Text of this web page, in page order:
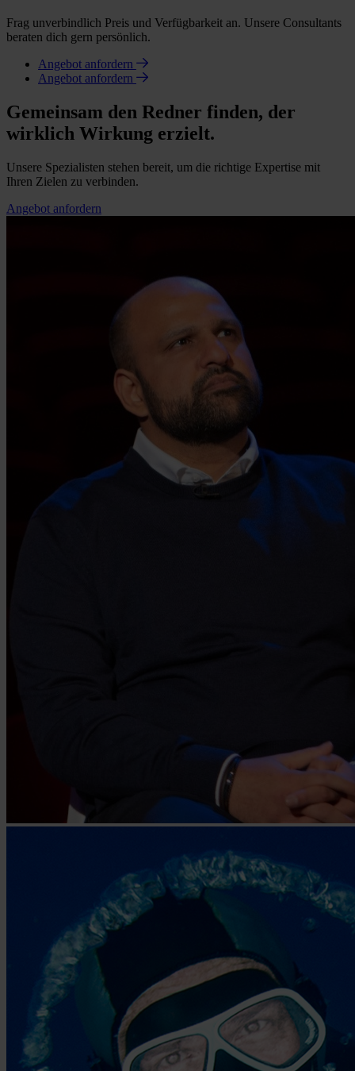
Frag unverbindlich Preis und Verfügbarkeit an. Unsere Consultants
beraten dich gern persönlich.
Angebot anfordern
Angebot anfordern
Gemeinsam den Redner finden, der
wirklich Wirkung erzielt.
Unsere Spezialisten stehen bereit, um die richtige Expertise mit
Ihren Zielen zu verbinden.
Angebot anfordern